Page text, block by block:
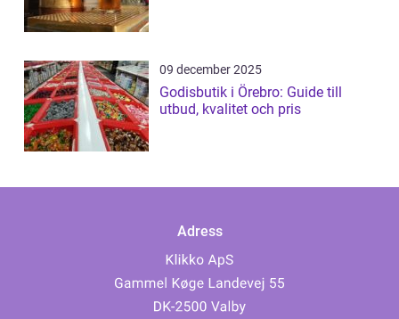
09 december 2025
Godisbutik i Örebro: Guide till
utbud, kvalitet och pris
Adress